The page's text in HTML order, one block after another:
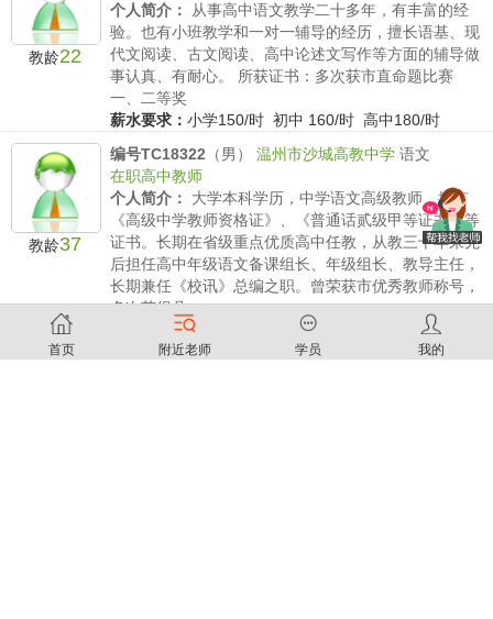
教龄22
个人简介：
从事高中语文教学二十多年，有丰富的经
验。也有小班教学和一对一辅导的经历，擅长语基、现
代文阅读、古文阅读、高中论述文写作等方面的辅导做
事认真、有耐心。 所获证书：多次获市直命题比赛
一、二等奖
薪水要求： 小学150/时 初中 160/时 高中180/时
教龄37
编号TC18322 （男） 温州市沙城高教中学 语文
在职高中教师
个人简介：
大学本科学历，中学语文高级教师，拥有
《高级中学教师资格证》、《普通话贰级甲等证书》等
证书。长期在省级重点优质高中任教，从教三十年来先
后担任高中年级语文备课组长、年级组长、教导主任，
长期兼任《校讯》总编之职。曾荣获市优秀教师称号，
多次获得县、...
薪水要求：小学/时 初中 /时 高中200/时
编号TC18321（男） 温州第十一中学
在职高中教师
首页 附近老师 学员 我的